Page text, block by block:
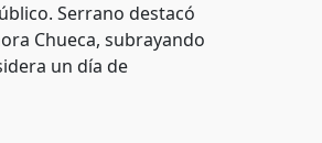
Serrano destacó
Chueca, subrayando
un día de